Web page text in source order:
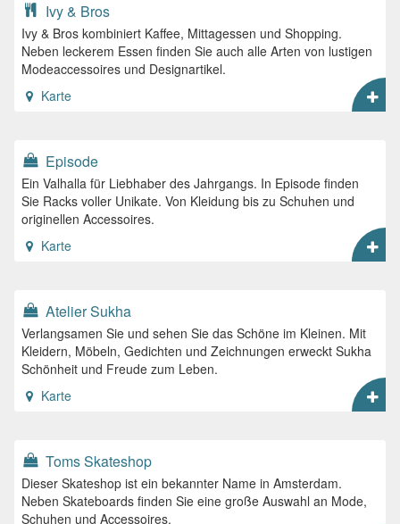
Ivy & Bros
Ivy & Bros kombiniert Kaffee, Mittagessen und Shopping.
Neben leckerem Essen finden Sie auch alle Arten von lustigen
Modeaccessoires und Designartikel.
Karte
Episode
Ein Valhalla für Liebhaber des Jahrgangs. In Episode finden
Sie Racks voller Unikate. Von Kleidung bis zu Schuhen und
originellen Accessoires.
Karte
Atelier Sukha
Verlangsamen Sie und sehen Sie das Schöne im Kleinen. Mit
Kleidern, Möbeln, Gedichten und Zeichnungen erweckt Sukha
Schönheit und Freude zum Leben.
Karte
Toms Skateshop
Dieser Skateshop ist ein bekannter Name in Amsterdam.
Neben Skateboards finden Sie eine große Auswahl an Mode,
Schuhen und Accessoires.